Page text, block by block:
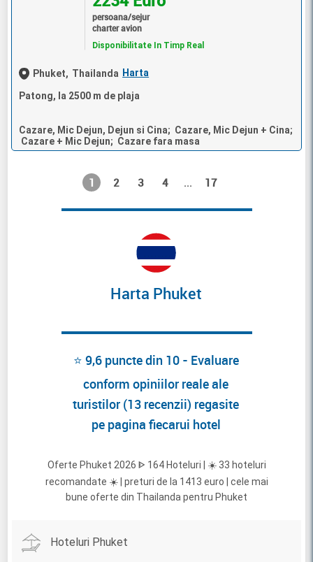
persoana/sejur
charter avion
Disponibilitate In Timp Real
Phuket, Thailanda Harta
Patong, la 2500 m de plaja
Cazare, Mic Dejun, Dejun si Cina; Cazare, Mic Dejun + Cina;
Cazare + Mic Dejun; Cazare fara masa
1 2 3 4 ... 17
Harta Phuket
⭐ 9,6 puncte din 10 - Evaluare
conform opiniilor reale ale
turistilor (13 recenzii) regasite
pe pagina fiecarui hotel
Oferte Phuket 2026 ᐈ 164 Hoteluri | ☀️ 33 hoteluri
recomandate ☀️ | preturi de la 1413 euro | cele mai
bune oferte din Thailanda pentru Phuket
Hoteluri Phuket